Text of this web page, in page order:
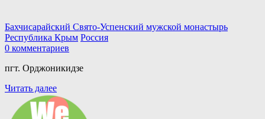
Бахчисарайский Свято-Успенский мужской монастырь
Республика Крым Россия
0 комментариев
пгт. Орджоникидзе
Читать далее